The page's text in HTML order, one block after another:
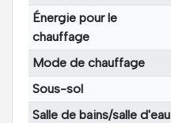
Énergie pour le
chauffage
Mode de chauffage
Sous-sol
Salle de bains/salle d'eau